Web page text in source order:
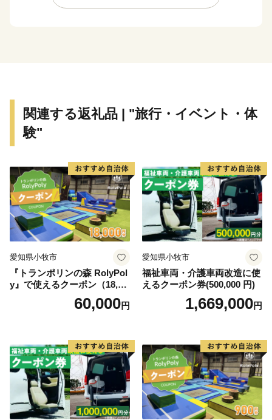
鷲市が誕生し、平成26年には市制60周年を迎えまし
関連する返礼品 | "旅行・イベント・体
験"
愛知県小牧市
『トランポリンの森 RolyPol
y』で使えるクーポン（18,00
60,000円
愛知県小牧市
福祉車両・介護車両改造に使
えるクーポン券(500,000 円)
1,669,000円